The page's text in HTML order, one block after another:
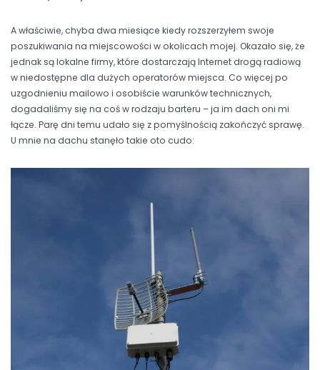
A właściwie, chyba dwa miesiące kiedy rozszerzyłem swoje
poszukiwania na miejscowości w okolicach mojej. Okazało się, że
jednak są lokalne firmy, które dostarczają Internet drogą radiową
w niedostępne dla dużych operatorów miejsca. Co więcej po
uzgodnieniu mailowo i osobiście warunków technicznych,
dogadaliśmy się na coś w rodzaju barteru – ja im dach oni mi
łącze. Parę dni temu udało się z pomyślnością zakończyć sprawę.
U mnie na dachu stanęło takie oto cudo: